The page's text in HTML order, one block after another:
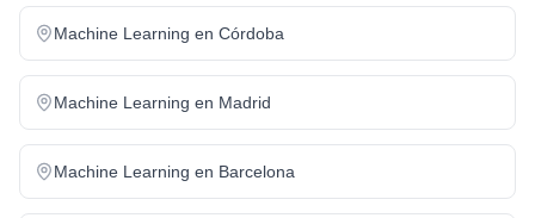
Machine Learning en Córdoba
Machine Learning en Madrid
Machine Learning en Barcelona